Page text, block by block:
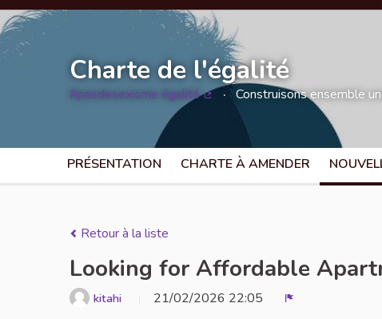
Charte de l'égalité
#pasdesexisme égalité Construisons ensemble
PRÉSENTATION CHARTE À AMENDER
Retour à la liste
Looking for Affordable
kitahi 21/02/2026 22:05